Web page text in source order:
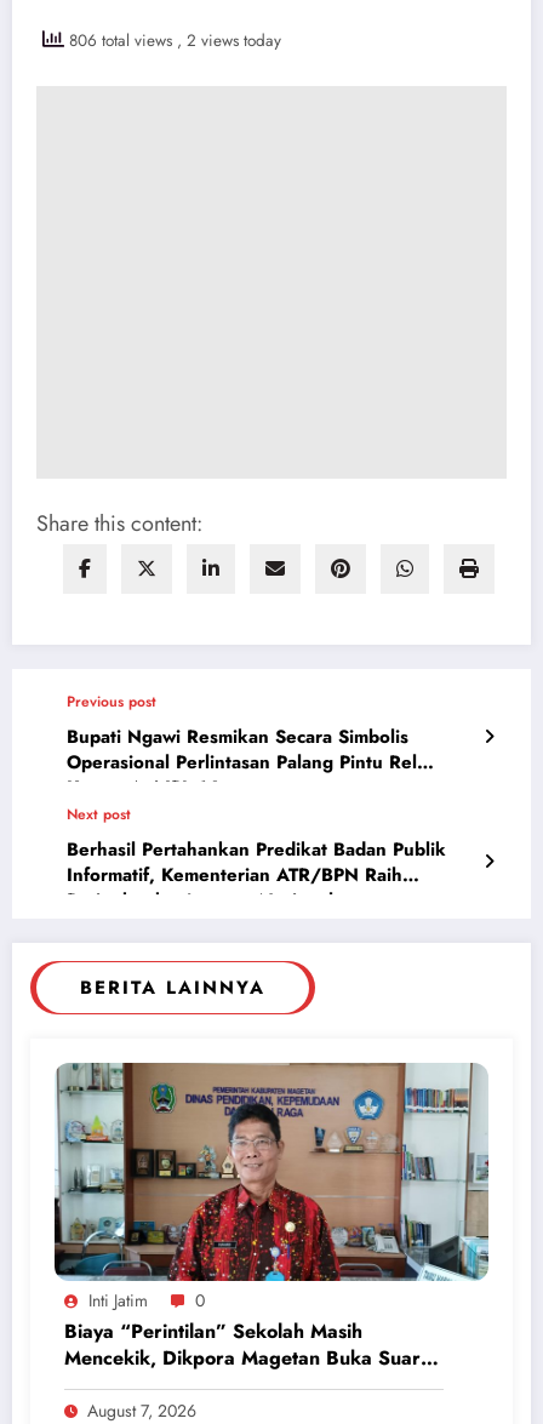
806 total views , 2 views today
Share this content:
Previous post
Bupati Ngawi Resmikan Secara Simbolis
Operasional Perlintasan Palang Pintu Rel
Kereta Api JPL.16
Next post
Berhasil Pertahankan Predikat Badan Publik
Informatif, Kementerian ATR/BPN Raih
Peringkat ke-4 secara Nasional
BERITA LAINNYA
Inti Jatim 0
Biaya “Perintilan” Sekolah Masih
Mencekik, Dikpora Magetan Buka Suara
Soal Polemik Seragam dan Modul
August 7, 2026